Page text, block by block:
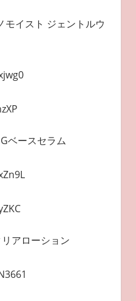
モイスト ジェントルウ
ベースセラム
アローション